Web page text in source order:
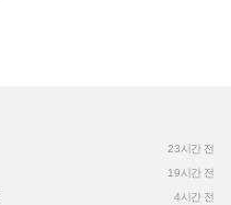
23시간 전
19시간 전
4시간 전